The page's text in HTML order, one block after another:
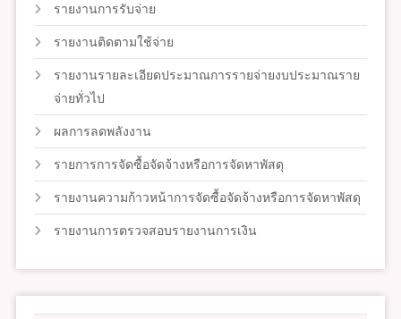
รายงานการรับจ่าย
รายงานติดตามใช้จ่าย
รายงานรายละเอียดประมาณการรายจ่ายงบประมาณราย
จ่ายทั่วไป
ผลการลดพลังงาน
รายการการจัดซื้อจัดจ้างหรือการจัดหาพัสดุ
รายงานความก้าวหน้าการจัดซื้อจัดจ้างหรือการจัดหาพัสดุ
รายงานการตรวจสอบรายงานการเงิน